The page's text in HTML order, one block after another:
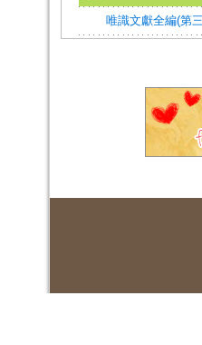
唯識文獻全編(第